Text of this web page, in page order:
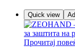
Quick view
Прочитај